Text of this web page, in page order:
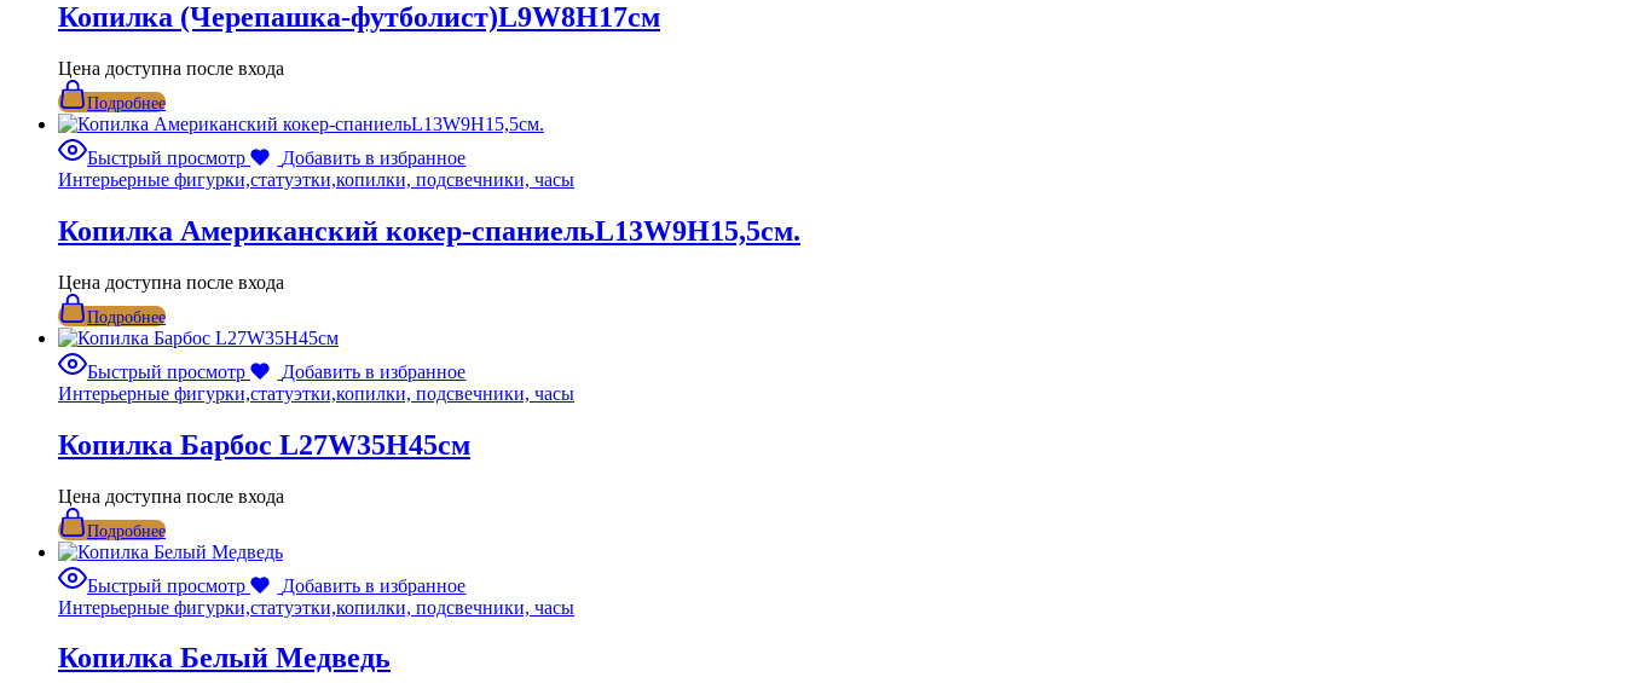
Копилка (Черепашка-футболист)L9W8H17см
Цена доступна после входа
Подробнее
Быстрый просмотр
Добавить в избранное
Интерьерные фигурки,статуэтки,копилки, подсвечники, часы
Копилка Американский кокер-спаниельL13W9H15,5см.
Цена доступна после входа
Подробнее
Быстрый просмотр
Добавить в избранное
Интерьерные фигурки,статуэтки,копилки, подсвечники, часы
Копилка Барбос L27W35H45см
Цена доступна после входа
Подробнее
Быстрый просмотр
Добавить в избранное
Интерьерные фигурки,статуэтки,копилки, подсвечники, часы
Копилка Белый Медведь